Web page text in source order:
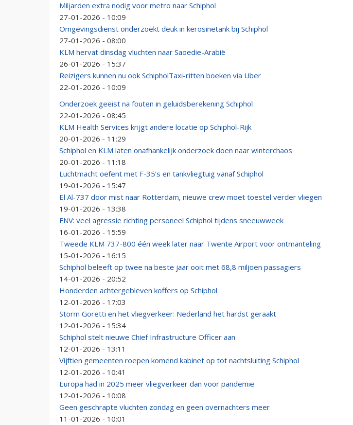
Miljarden extra nodig voor metro naar Schiphol
27-01-2026 - 10:09
Omgevingsdienst onderzoekt deuk in kerosinetank bij Schiphol
27-01-2026 - 08:00
KLM hervat dinsdag vluchten naar Saoedie-Arabië
26-01-2026 - 15:37
Reizigers kunnen nu ook SchipholTaxi-ritten boeken via Uber
22-01-2026 - 10:09
Onderzoek geëist na fouten in geluidsberekening Schiphol
22-01-2026 - 08:45
KLM Health Services krijgt andere locatie op Schiphol-Rijk
20-01-2026 - 11:29
Schiphol en KLM laten onafhankelijk onderzoek doen naar winterchaos
20-01-2026 - 11:18
Luchtmacht oefent met F-35’s en tankvliegtuig vanaf Schiphol
19-01-2026 - 15:47
El Al-737 door mist naar Rotterdam, nieuwe crew moet toestel verder vliegen
19-01-2026 - 13:38
FNV: veel agressie richting personeel Schiphol tijdens sneeuwweek
16-01-2026 - 15:59
Tweede KLM 737-800 één week later naar Twente Airport voor ontmanteling
15-01-2026 - 16:15
Schiphol beleeft op twee na beste jaar ooit met 68,8 miljoen passagiers
14-01-2026 - 20:52
Honderden achtergebleven koffers op Schiphol
12-01-2026 - 17:03
Storm Goretti en het vliegverkeer: Nederland het hardst geraakt
12-01-2026 - 15:34
Schiphol stelt nieuwe Chief Infrastructure Officer aan
12-01-2026 - 13:11
Vijftien gemeenten roepen komend kabinet op tot nachtsluiting Schiphol
12-01-2026 - 10:41
Europa had in 2025 meer vliegverkeer dan voor pandemie
12-01-2026 - 10:08
Geen geschrapte vluchten zondag en geen overnachters meer
11-01-2026 - 10:01